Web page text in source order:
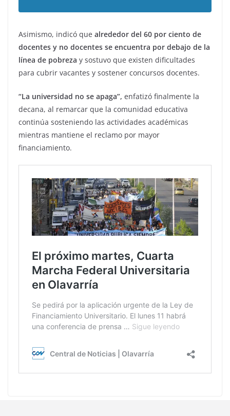
Asimismo, indicó que alrededor del 60 por ciento de
docentes y no docentes se encuentra por debajo de la
línea de pobreza y sostuvo que existen dificultades
para cubrir vacantes y sostener concursos docentes.
“La universidad no se apaga”, enfatizó finalmente la
decana, al remarcar que la comunidad educativa
continúa sosteniendo las actividades académicas
mientras mantiene el reclamo por mayor
financiamiento.